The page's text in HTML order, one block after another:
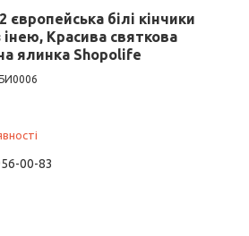
європейська білі кінчики
інею, Красива святкова
ялинка Shopolife
00-83